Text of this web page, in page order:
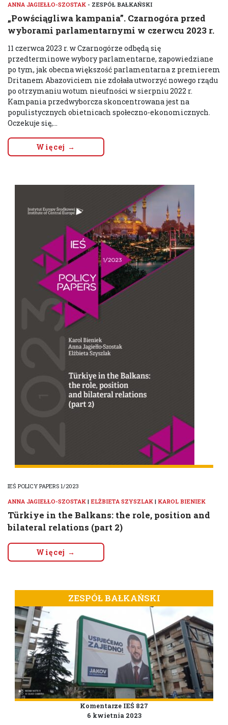
ANNA JAGIEŁŁO-SZOSTAK - ZESPÓŁ BAŁKAŃSKI
„Powściągliwa kampania”. Czarnogóra przed
wyborami parlamentarnymi w czerwcu 2023 r.
11 czerwca 2023 r. w Czarnogórze odbędą się
przedterminowe wybory parlamentarne, zapowiedziane
po tym, jak obecna większość parlamentarna z premierem
Dritanem Abazoviciem nie zdołała utworzyć nowego rządu
po otrzymaniu wotum nieufności w sierpniu 2022 r.
Kampania przedwyborcza skoncentrowana jest na
populistycznych obietnicach społeczno-ekonomicznych.
Oczekuje się,...
Więcej →
IEŚ POLICY PAPERS 1/2023
ANNA JAGIEŁŁO-SZOSTAK | ELŻBIETA SZYSZLAK | KAROL BIENIEK
Türkiye in the Balkans: the role, position and
bilateral relations (part 2)
Więcej →
ZESPÓŁ BAŁKAŃSKI
Komentarze IEŚ 827
6 kwietnia 2023